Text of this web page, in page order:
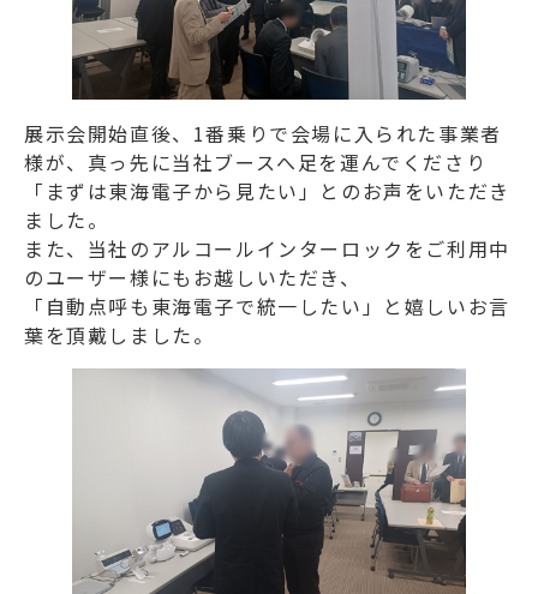
展示会開始直後、1番乗りで会場に入られた事業者
様が、真っ先に当社ブースへ足を運んでくださり
「まずは東海電子から見たい」とのお声をいただき
ました。
また、当社のアルコールインターロックをご利用中
のユーザー様にもお越しいただき、
「自動点呼も東海電子で統一したい」と嬉しいお言
葉を頂戴しました。